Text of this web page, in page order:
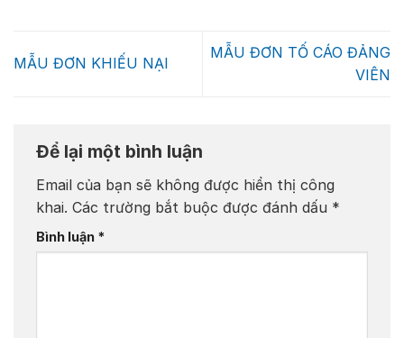
MẪU ĐƠN KHIẾU NẠI
MẪU ĐƠN TỐ CÁO ĐẢNG
VIÊN
Để lại một bình luận
Email của bạn sẽ không được hiển thị công
khai. Các trường bắt buộc được đánh dấu *
Bình luận *